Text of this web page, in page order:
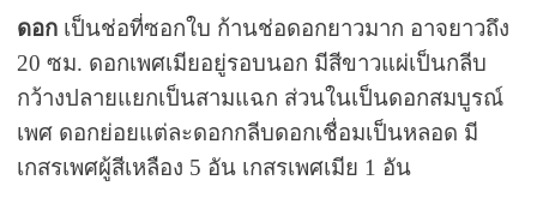
ดอก เป็นช่อที่ซอกใบ ก้านช่อดอกยาวมาก อาจยาวถึง
20 ซม. ดอกเพศเมียอยู่รอบนอก มีสีขาวแผ่เป็นกลีบ
กว้างปลายแยกเป็นสามแฉก ส่วนในเป็นดอกสมบูรณ์
เพศ ดอกย่อยแต่ละดอกกลีบดอกเชื่อมเป็นหลอด มี
เกสรเพศผู้สีเหลือง 5 อัน เกสรเพศเมีย 1 อัน